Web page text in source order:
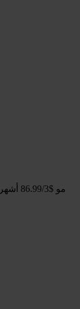
$29.99/مو $86.99/3 أشهر